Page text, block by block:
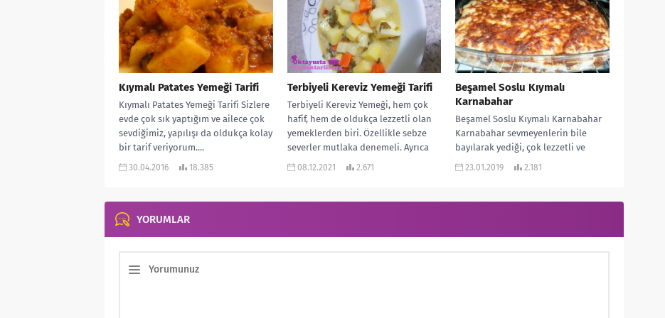
Kıymalı Patates Yemeği Tarifi
Kıymalı Patates Yemeği Tarifi Sizlere
evde çok sık yaptığım ve ailece çok
sevdiğimiz, yapılışı da oldukça kolay
bir tarif veriyorum....
30.04.2016 18.385
Terbiyeli Kereviz Yemeği Tarifi
Terbiyeli Kereviz Yemeği, hem çok
hafif, hem de oldukça lezzetli olan
yemeklerden biri. Özellikle sebze
severler mutlaka denemeli. Ayrıca
yapılışı...
08.12.2021 2.671
Beşamel Soslu Kıymalı
Karnabahar
Beşamel Soslu Kıymalı Karnabahar
Karnabahar sevmeyenlerin bile
bayılarak yediği, çok lezzetli ve
oldukça da doyurucu bir yemek
23.01.2019 2.181
YORUMLAR